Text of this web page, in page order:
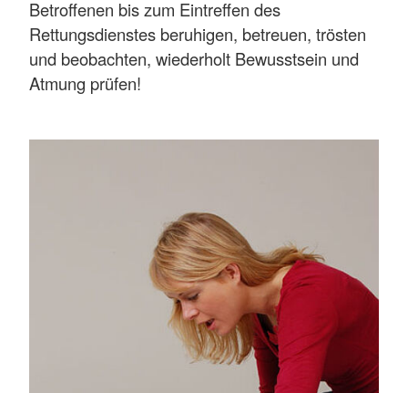
Betroffenen bis zum Eintreffen des
Rettungsdienstes beruhigen, betreuen, trösten
und beobachten, wiederholt Bewusstsein und
Atmung prüfen!